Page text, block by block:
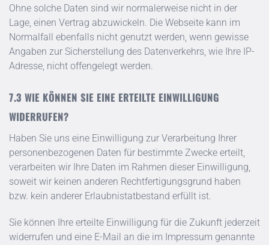
Ohne solche Daten sind wir normalerweise nicht in der
Lage, einen Vertrag abzuwickeln. Die Webseite kann im
Normalfall ebenfalls nicht genutzt werden, wenn gewisse
Angaben zur Sicherstellung des Datenverkehrs, wie Ihre IP-
Adresse, nicht offengelegt werden.
WIE KÖNNEN SIE EINE ERTEILTE EINWILLIGUNG
WIDERRUFEN?
Haben Sie uns eine Einwilligung zur Verarbeitung Ihrer
personenbezogenen Daten für bestimmte Zwecke erteilt,
verarbeiten wir Ihre Daten im Rahmen dieser Einwilligung,
soweit wir keinen anderen Rechtfertigungsgrund haben
bzw. kein anderer Erlaubnistatbestand erfüllt ist.
Sie können Ihre erteilte Einwilligung für die Zukunft jederzeit
widerrufen und eine E-Mail an die im Impressum genannte